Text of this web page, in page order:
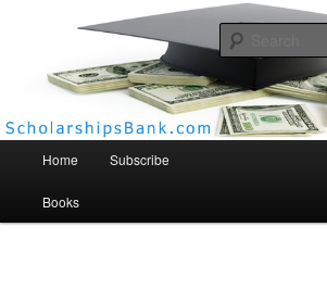
Scholarships Bank
Home Subscribe
Books